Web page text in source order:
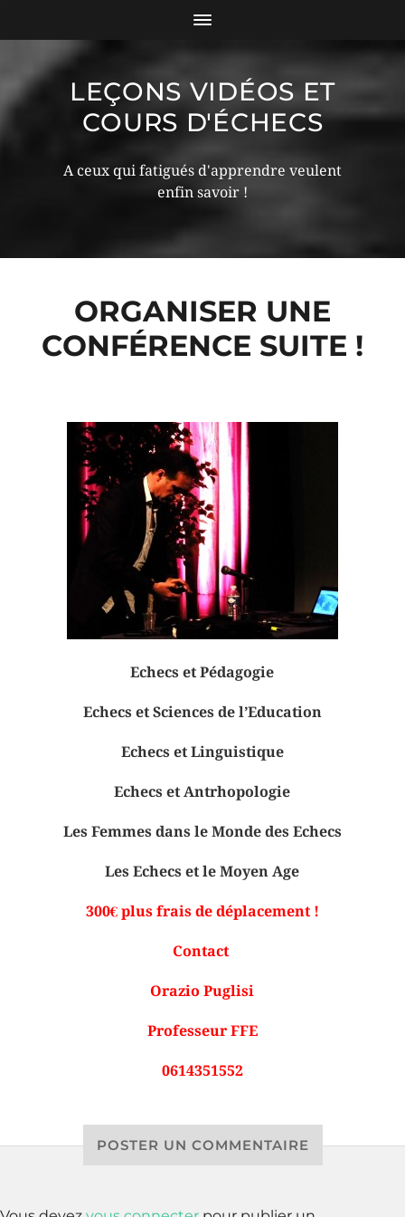
LEÇONS VIDÉOS ET
COURS D'ÉCHECS
A ceux qui fatigués d'apprendre veulent
enfin savoir !
ORGANISER UNE
CONFÉRENCE SUITE !
Echecs et Pédagogie
Echecs et Sciences de l’Education
Echecs et Linguistique
Echecs et Antrhopologie
Les Femmes dans le Monde des Echecs
Les Echecs et le Moyen Age
300€ plus frais de déplacement !
Contact
Orazio Puglisi
Professeur FFE
0614351552
POSTER UN COMMENTAIRE